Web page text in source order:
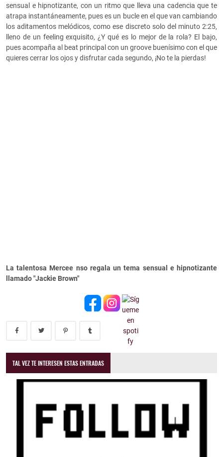
sensual e hipnotizante, con un ritmo que lleva una cadencia que te
atrapa instantáneamente, pues es un bucle en el que van cambiando
los aditamentos melódicos, como ese discreto solo del minuto 2:25,
lleno de un feeling exquisito, ¿Y qué es lo mejor de la rola? El bajo,
pues acompaña al beat principal con un groove buenísimo con el que
quieres cerrar los ojos y disfrutar cada segundo, ¡No te la pierdas!
La talentosa Mercee nso regala un tema sensual e hipnotizante
llamado "Jackie Brown"
TAL VEZ TE INTERESEN ESTAS ENTRADAS